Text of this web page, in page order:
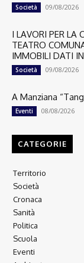
Società 09/08/2026
I LAVORI PER LA
TEATRO
IMMOBILI DATI
Società 09/08/2026
A Manziana
Eventi 08/08/2026
CATEGORIE
Territorio
Società
Cronaca
Sanità
Politica
Scuola
Eventi